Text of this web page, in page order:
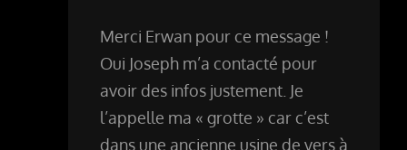
Merci Erwan pour ce message !
Oui Joseph m’a contacté pour
avoir des infos justement. Je
l’appelle ma « grotte » car c’est
dans une ancienne usine de vers à